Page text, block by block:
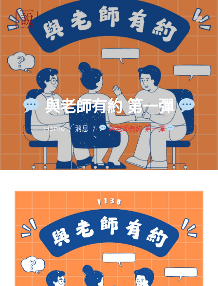
to
content
與老師有約 第一彈
Home 消息 與老師有約 第一彈